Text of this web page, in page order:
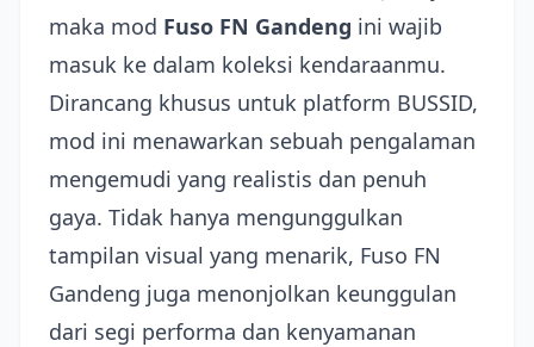
maka mod Fuso FN Gandeng ini wajib
masuk ke dalam koleksi kendaraanmu.
Dirancang khusus untuk platform BUSSID,
mod ini menawarkan sebuah pengalaman
mengemudi yang realistis dan penuh
gaya. Tidak hanya mengunggulkan
tampilan visual yang menarik, Fuso FN
Gandeng juga menonjolkan keunggulan
dari segi performa dan kenyamanan